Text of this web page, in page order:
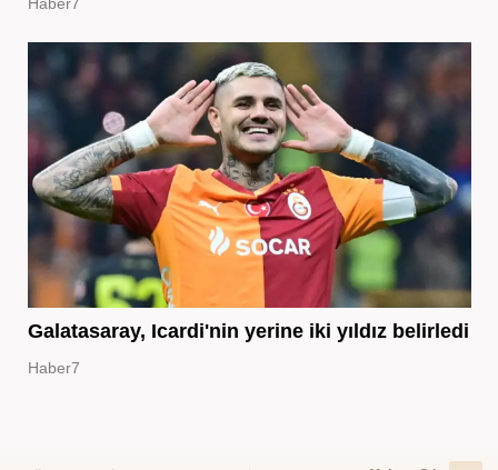
Galatasaray, Icardi'nin yerine iki yıldız belirledi
Haber7